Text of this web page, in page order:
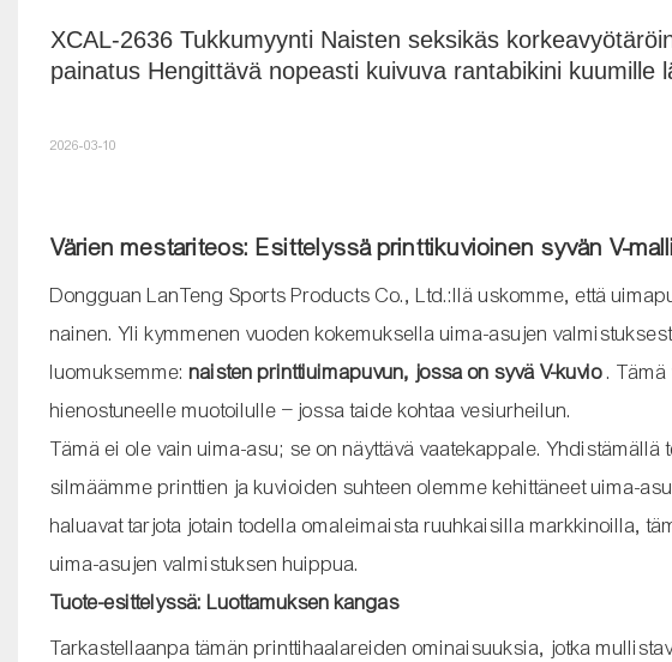
XCAL-2636 Tukkumyynti Naisten seksikäs
painatus Hengittävä nopeasti kuivuva rantabikini kuumille
2026-03-10
Värien mestariteos: Esittelyssä printtikuvioinen syvän V-
Dongguan LanTeng Sports Products Co., Ltd.:llä uskomme, että
nainen. Yli kymmenen vuoden kokemuksella uima-asujen
luomuksemme:naisten printtiuimapuvun, jossa on syvä V-kuvio. Tämä
hienostuneelle muotoilulle – jossa taide kohtaa vesiurheilun.
Tämä ei ole vain uima-asu; se on näyttävä vaatekappale.
silmäämme printtien ja kuvioiden suhteen olemme kehittäneet uima-
haluavat tarjota jotain todella omaleimaista ruuhkaisilla markkinoilla,
uima-asujen valmistuksen huippua.
Tuote-esittelyssä: Luottamuksen kangas
Tarkastellaanpa tämän printtihaalareiden ominaisuuksia, jotka